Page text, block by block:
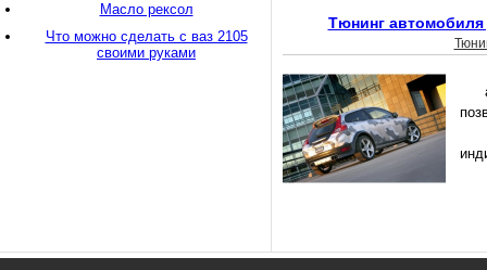
Тюнинг
Масло рексол
Что можно сделать с ваз 2105
своими руками